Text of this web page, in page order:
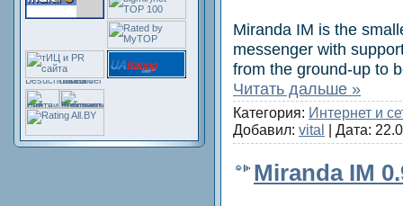
Miranda IM is the
messenger with
from the ground-up to
Читать дальше »
Категория: Интернет и
Добавил: vital | Дата:
Miranda IM